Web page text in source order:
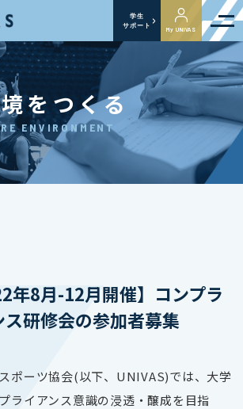
学生
サポート
My UNIVAS
をつくる
ENVIRONMENT
年8月-12月開催】コンプラ
ス研修会の参加者募集
ポーツ協会(以下、UNIVAS)では、 大学
ライアンス意識の浸透・醸成を目指